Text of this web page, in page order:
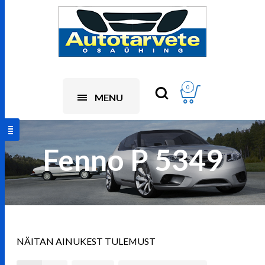
MENU
0
Fenno P 5349
NÄITAN AINUKEST TULEMUST